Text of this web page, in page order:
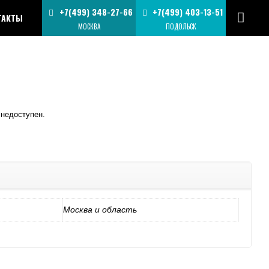
+7(499) 403-13-51
ПОДОЛЬСК
+7(499) 348-27-66
МОСКВА
Москва и область